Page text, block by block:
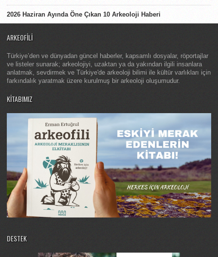
2026 Haziran Ayında Öne Çıkan 10 Arkeoloji Haberi
ARKEOFILI
Türkiye’den ve dünyadan güncel haberler, kapsamlı dosyalar, röportajlar
ve listeler sunarak; arkeolojiyi, uzaktan ya da yakından ilgili insanlara
anlatmak, sevdirmek ve Türkiye'de arkeoloji bilimi ile kültür varlıkları için
farkındalık yaratmak üzere kurulmuş bir arkeoloji oluşumudur.
KITABIMIZ
DESTEK